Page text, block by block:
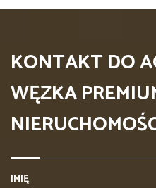
KONTAKT DO
WĘZKA
IMIĘ